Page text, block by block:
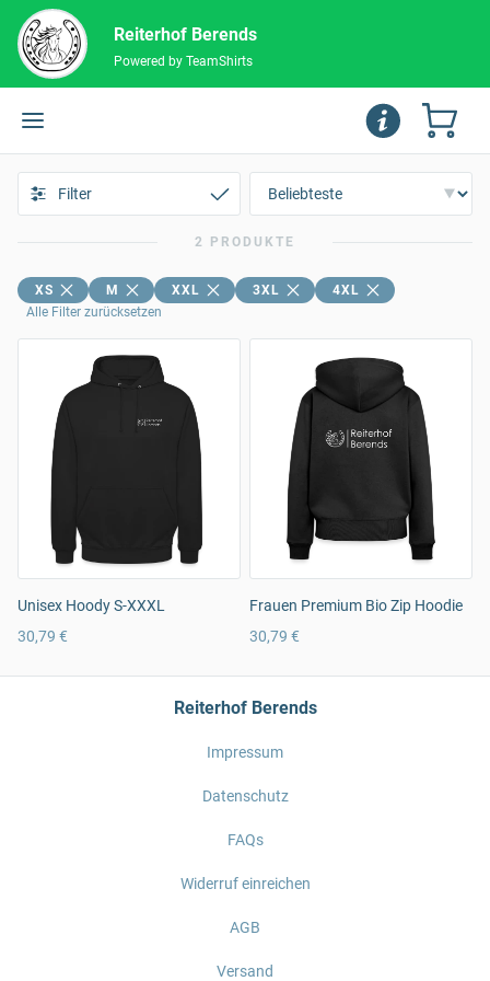
Reiterhof Berends
Powered by TeamShirts
Filter
2 PRODUKTE
XS M XXL 3XL
4XL
Alle Filter zurücksetzen
Unisex Hoody S-XXXL
30,79 €
Frauen Premium Bio Zip Hoodie
30,79 €
Reiterhof Berends
Impressum
Datenschutz
FAQs
Widerruf einreichen
AGB
Versand